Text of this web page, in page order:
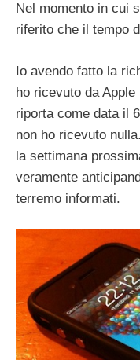
Nel momento in cui
riferito che il tempo
Io avendo fatto la
ho ricevuto da
riporta come data il
non ho ricevuto
la settimana
veramente
terremo informati.